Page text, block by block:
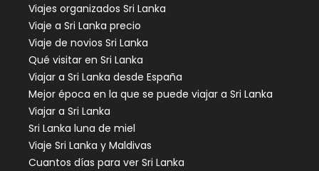
Viajes organizados Sri Lanka
Viaje a Sri Lanka precio
Viaje de novios Sri Lanka
Qué visitar en Sri Lanka
Viajar a Sri Lanka desde España
Mejor época en la que se puede viajar a Sri Lanka
Viajar a Sri Lanka
Sri Lanka luna de miel
Viaje Sri Lanka y Maldivas
Cuantos días para ver Sri Lanka